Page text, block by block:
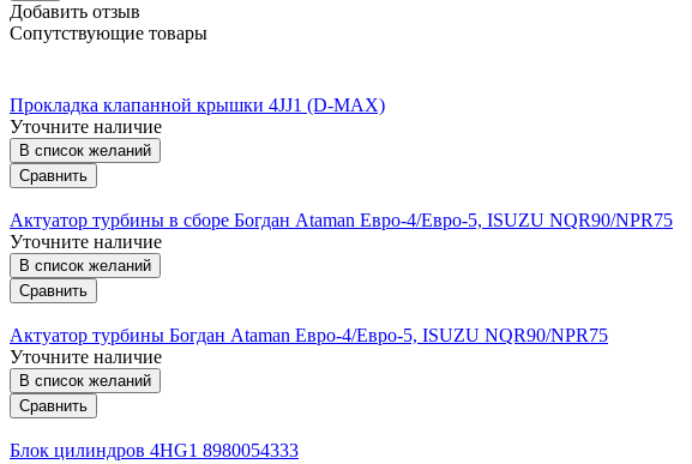
Добавить отзыв
Сопутствующие товары
Прокладка клапанной крышки 4JJ1 (D-MAX)
Уточните наличие
В список желаний
Сравнить
Актуатор турбины в сборе Богдан Ataman Евро-4/Евро-5, ISUZU NQR90/NPR75
Уточните наличие
В список желаний
Сравнить
Актуатор турбины Богдан Ataman Евро-4/Евро-5, ISUZU NQR90/NPR75
Уточните наличие
В список желаний
Сравнить
Блок цилиндров 4HG1 8980054333